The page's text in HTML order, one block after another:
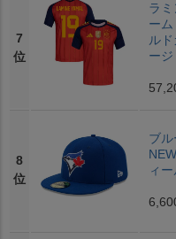
7
位
ラ
ー
ル
ー
8
位
ブ
ィ